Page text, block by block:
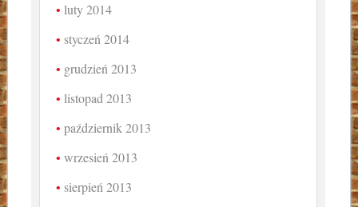
luty 2014
styczeń 2014
grudzień 2013
listopad 2013
październik 2013
wrzesień 2013
sierpień 2013